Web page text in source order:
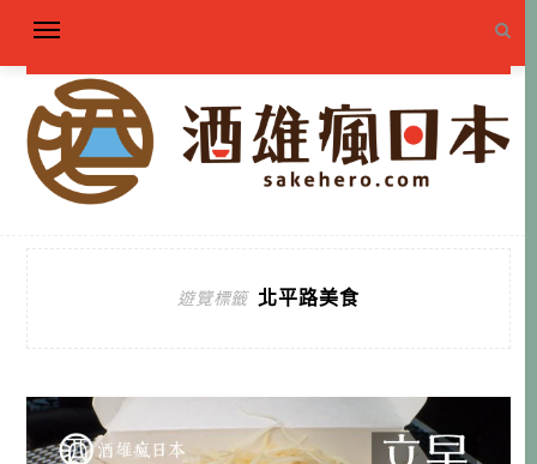
遊覽標籤 北平路美食